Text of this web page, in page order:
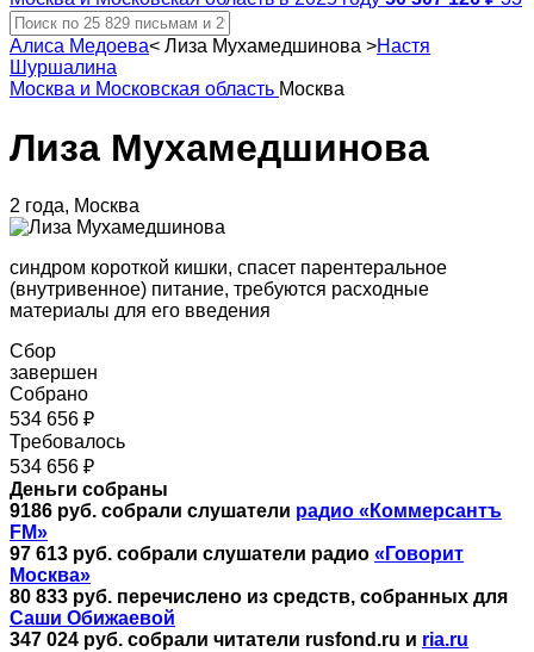
Алиса Медоева< Лиза Мухамедшинова >Настя
Шуршалина
Москва и Московская область Москва
Лиза Мухамедшинова
2 года, Москва
синдром короткой кишки, спасет парентеральное
(внутривенное) питание, требуются расходные
материалы для его введения
Сбор
завершен
Собрано
534 656 ₽
Требовалось
534 656 ₽
Деньги собраны
9186 руб. собрали слушатели радио «Коммерсантъ
FM»
97 613 руб. собрали слушатели радио «Говорит
Москва»
80 833 руб. перечислено из средств, собранных для
Саши Обижаевой
347 024 руб. собрали читатели rusfond.ru и ria.ru